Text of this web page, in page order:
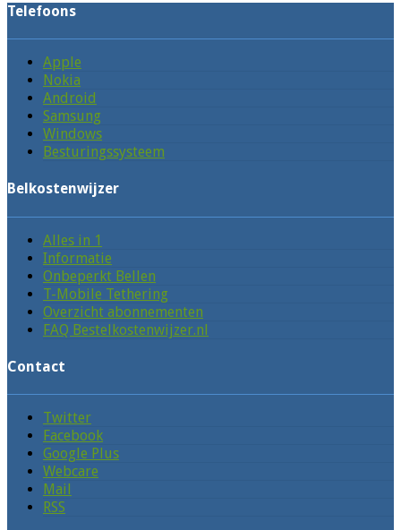
Telefoons
Apple
Nokia
Android
Samsung
Windows
Besturingssysteem
Belkostenwijzer
Alles in 1
Informatie
Onbeperkt Bellen
T-Mobile Tethering
Overzicht abonnementen
FAQ Bestelkostenwijzer.nl
Contact
Twitter
Facebook
Google Plus
Webcare
Mail
RSS